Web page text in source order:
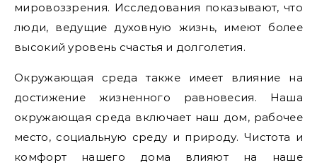
мировоззрения. Исследования показывают, что
люди, ведущие духовную жизнь, имеют более
высокий уровень счастья и долголетия.
Окружающая среда также имеет влияние на
достижение жизненного равновесия. Наша
окружающая среда включает наш дом, рабочее
место, социальную среду и природу. Чистота и
комфорт нашего дома влияют на наше